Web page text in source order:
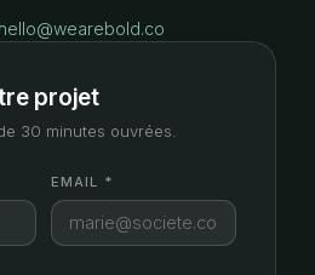
hello@wearebold.co
projet
30 minutes ouvrées.
EMAIL *